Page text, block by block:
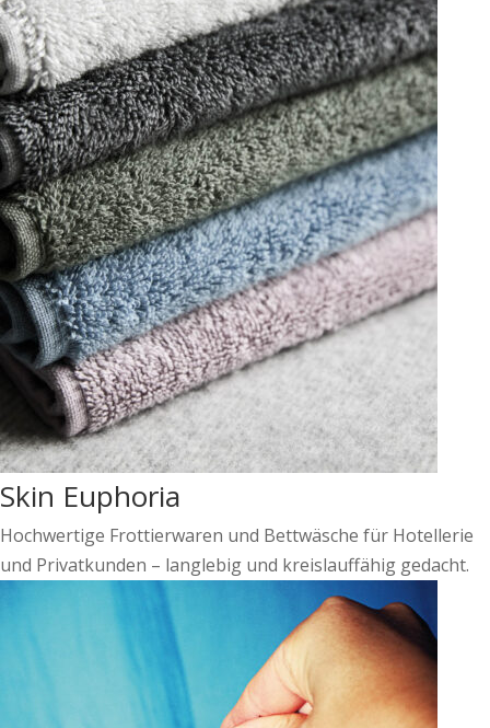
Skin Euphoria
Hochwertige Frottierwaren und Bettwäsche für Hotellerie
und Privatkunden – langlebig und kreislauffähig gedacht.